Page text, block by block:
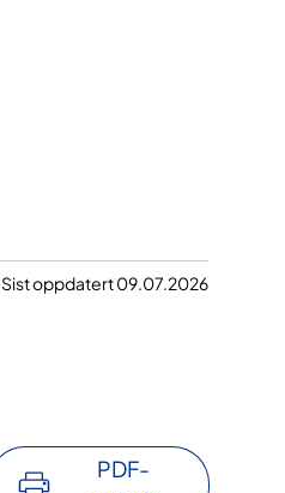
Sist oppdatert 09.07.2026
PDF-